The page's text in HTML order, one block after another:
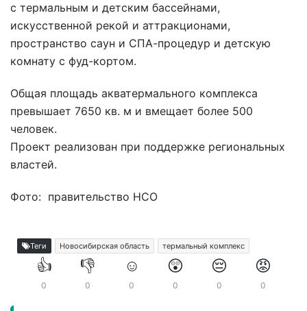
с термальным и детским бассейнами,
искусственной рекой и аттракционами,
пространство саун и СПА-процедур и детскую
комнату с фуд-кортом.
Общая площадь акватермального комплекса
превышает 7650 кв. м и вмещает более 500
человек.
Проект реализован при поддержке региональных
властей.
Фото: правительство НСО
Теги Новосибирская область термальный комплекс
👍
0
👎
0
☺️
0
😲
0
😔
0
😡
0